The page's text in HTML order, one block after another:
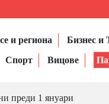
и региона Бизнес и
Спорт Вицове
преди 1 януари